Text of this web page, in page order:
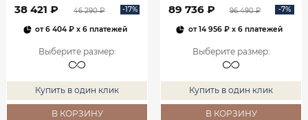
38 421 ₽ 46 290 ₽ -17%
от6 404 ₽ x 6 платежей
Выберите размер:
Купить в один клик
В КОРЗИНУ
89 736 ₽ 96 490 ₽ -7%
от14 956 ₽x 6 платежей
Выберите размер:
Купить в один клик
В КОРЗИНУ